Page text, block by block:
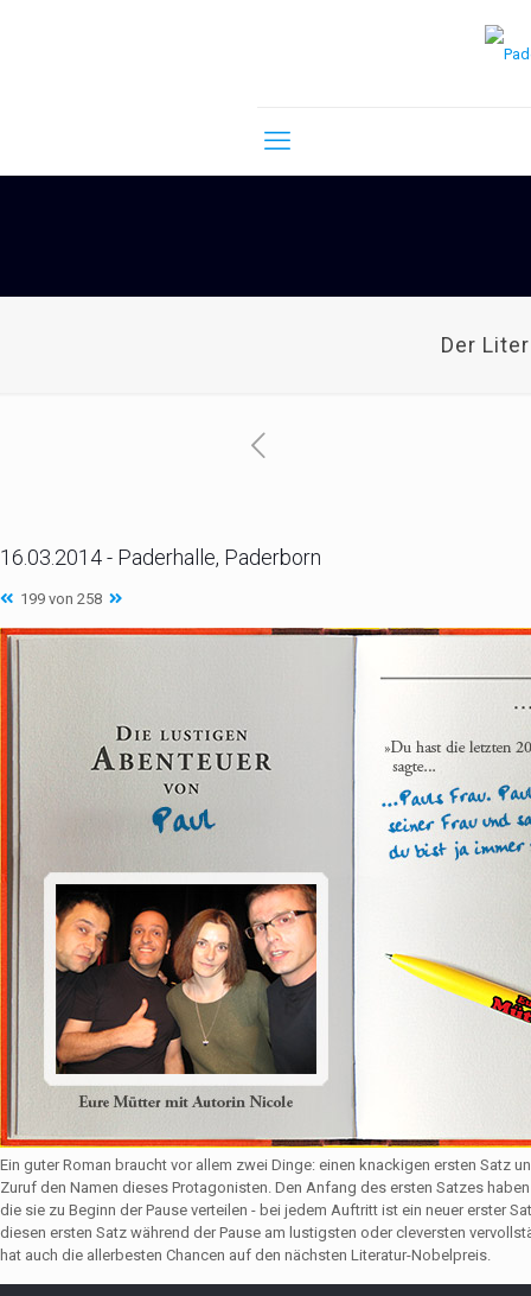
Der
16.03.2014 - Paderhalle, Paderborn
199 von 258
Ein guter Roman braucht vor allem zwei Dinge: einen knackigen ersten Satz
Zuruf den Namen dieses Protagonisten. Den Anfang des ersten Satzes
die sie zu Beginn der Pause verteilen - bei jedem Auftritt ist ein neuer erster
diesen ersten Satz während der Pause am lustigsten oder cleversten
hat auch die allerbesten Chancen auf den nächsten Literatur-Nobelpreis.